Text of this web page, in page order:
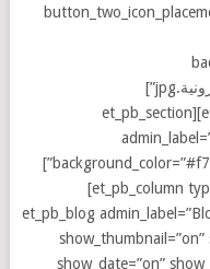
content/uploads/2012/04/المجلة-الالكترونية.jpg”]
[/et_pb_fullwidth_header][/et_pb_section][et_pb_section
background_color=”#f7f7f7″ inner_shadow=”off” parallax=”off”]
[et_pb_row admin_label=”row”][et_pb_column type=”4_4″]
[et_pb_blog
show_date=”on”